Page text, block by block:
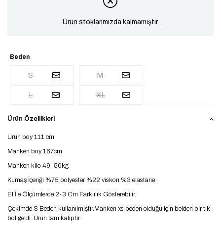
Ürün stoklarımızda kalmamıştır.
Beden
S M
L XL
Ürün Özellikleri
Ürün boy 111 cm
Manken boy 167cm
Manken kilo 49-50kg
Kumaş İçeriği %75 polyester %22 viskon %3 elastane
El İle Ölçümlerde 2-3 Cm Farklılık Gösterebilir.
Çekimde S Beden kullanılmıştır.Manken xs beden olduğu için belden bir tık
bol geldi. Ürün tam kalıptır.